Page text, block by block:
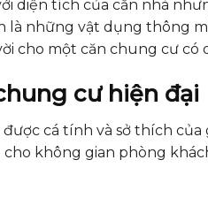
diện tích của căn nhà
là những vật dụng thông
cho một căn chung cư có
cư hiện đại
cá tính và sở thích của
không gian phòng